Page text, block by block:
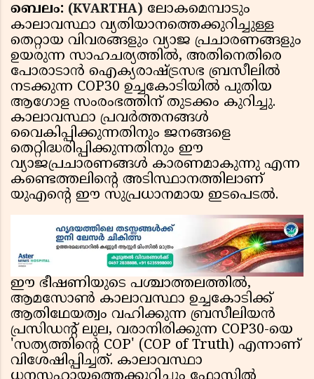
ബെലം: (KVARTHA) ലോകമെമ്പാടും
കാലാവസ്ഥാ വ്യതിയാനത്തെക്കുറിച്ചുള്ള
തെറ്റായ വിവരങ്ങളും വ്യാജ പ്രചാരണങ്ങളും
ഉയരുന്ന സാഹചര്യത്തിൽ, അതിനെതിരെ
പോരാടാൻ ഐക്യരാഷ്ട്രസഭ ബ്രസീലിൽ
നടക്കുന്ന COP30 ഉച്ചകോടിയിൽ പുതിയ
ആഗോള സംരംഭത്തിന് തുടക്കം കുറിച്ചു.
കാലാവസ്ഥാ പ്രവർത്തനങ്ങൾ
വൈകിപ്പിക്കുന്നതിനും ജനങ്ങളെ
തെറ്റിദ്ധരിപ്പിക്കുന്നതിനും ഈ
വ്യാജപ്രചാരണങ്ങൾ കാരണമാകുന്നു എന്ന
കണ്ടെത്തലിന്റെ അടിസ്ഥാനത്തിലാണ്
യുഎൻ്റെ ഈ സുപ്രധാനമായ ഇടപെടൽ.
ഈ ഭീഷണിയുടെ പശ്ചാത്തലത്തിൽ,
ആമസോൺ കാലാവസ്ഥാ ഉച്ചകോടിക്ക്
ആതിഥേയത്വം വഹിക്കുന്ന ബ്രസീലിയൻ
പ്രസിഡൻ്റ് ലുല, വരാനിരിക്കുന്ന COP30-യെ
'സത്യത്തിന്റെ COP' (COP of Truth) എന്നാണ്
വിശേഷിപ്പിച്ചത്. കാലാവസ്ഥാ